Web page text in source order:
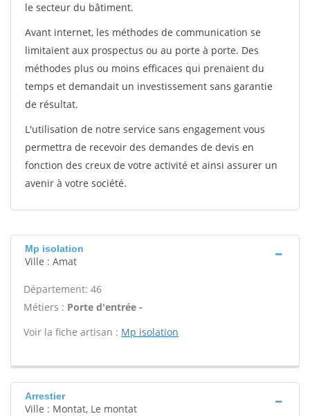
le secteur du bâtiment.
Avant internet, les méthodes de communication se
limitaient aux prospectus ou au porte à porte. Des
méthodes plus ou moins efficaces qui prenaient du
temps et demandait un investissement sans garantie
de résultat.
L'utilisation de notre service sans engagement vous
permettra de recevoir des demandes de devis en
fonction des creux de votre activité et ainsi assurer un
avenir à votre société.
Mp isolation
Ville : Amat
Département: 46
Métiers : Porte d'entrée -
Voir la fiche artisan : Mp isolation
Arrestier
Ville : Montat, Le montat